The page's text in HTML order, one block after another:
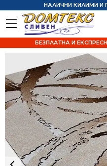
НАЛИЧНИ КИЛИМИ И
БЕЗПЛАТНА И